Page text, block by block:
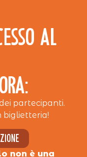
AL
partecipanti.
biglietteria!
non è una